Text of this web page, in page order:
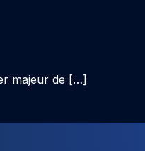
majeur de […]